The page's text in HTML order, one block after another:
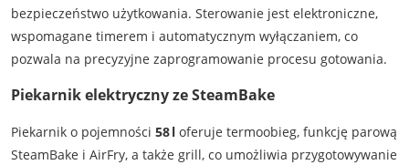
bezpieczeństwo użytkowania. Sterowanie jest elektroniczne,
wspomagane timerem i automatycznym wyłączaniem, co
pozwala na precyzyjne zaprogramowanie procesu gotowania.
Piekarnik elektryczny ze SteamBake
Piekarnik o pojemności 58 loferuje termoobieg, funkcję parową
SteamBake i AirFry, a także grill, co umożliwia przygotowywanie